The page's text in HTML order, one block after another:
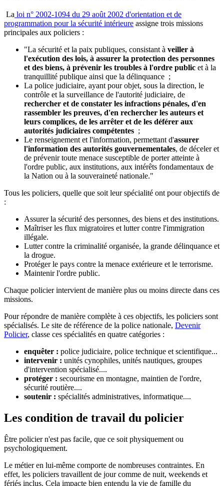
La loi n° 2002-1094 du 29 août 2002 d'orientation et de
programmation pour la sécurité intérieure assigne trois missions
principales aux policiers :
"La sécurité et la paix publiques, consistant à veiller à
l'exécution des lois, à assurer la protection des personnes
et des biens, à prévenir les troubles à l'ordre public et à la
tranquillité publique ainsi que la délinquance ;
La police judiciaire, ayant pour objet, sous la direction, le
contrôle et la surveillance de l'autorité judiciaire, de
rechercher et de constater les infractions pénales, d'en
rassembler les preuves, d'en rechercher les auteurs et
leurs complices, de les arrêter et de les déférer aux
autorités judiciaires compétentes ;
Le renseignement et l'information, permettant d'assurer
l'information des autorités gouvernementales, de déceler et
de prévenir toute menace susceptible de porter atteinte à
l'ordre public, aux institutions, aux intérêts fondamentaux de
la Nation ou à la souveraineté nationale."
Tous les policiers, quelle que soit leur spécialité ont pour objectifs de
:
Assurer la sécurité des personnes, des biens et des institutions.
Maîtriser les flux migratoires et lutter contre l'immigration
illégale.
Lutter contre la criminalité organisée, la grande délinquance et
la drogue.
Protéger le pays contre la menace extérieure et le terrorisme.
Maintenir l'ordre public.
Chaque policier intervient de manière plus ou moins directe dans ces
missions.
Pour répondre de manière complète à ces objectifs, les policiers sont
spécialisés. Le site de référence de la police nationale, Devenir
Policier, classe ces spécialités en quatre catégories :
enquêter : police judiciaire, police technique et scientifique...
intervenir : unités cynophiles, unités nautiques, groupes
d'intervention spécialisé....
protéger : secourisme en montagne, maintien de l'ordre,
sécurité routière....
soutenir : spécialités administratives, informatique....
Les condition de travail du policier
Être policier n'est pas facile, que ce soit physiquement ou
psychologiquement.
Le métier en lui-même comporte de nombreuses contraintes. En
effet, les policiers travaillent de jour comme de nuit, weekends et
fériés inclus. Cela impacte bien entendu la vie de famille du